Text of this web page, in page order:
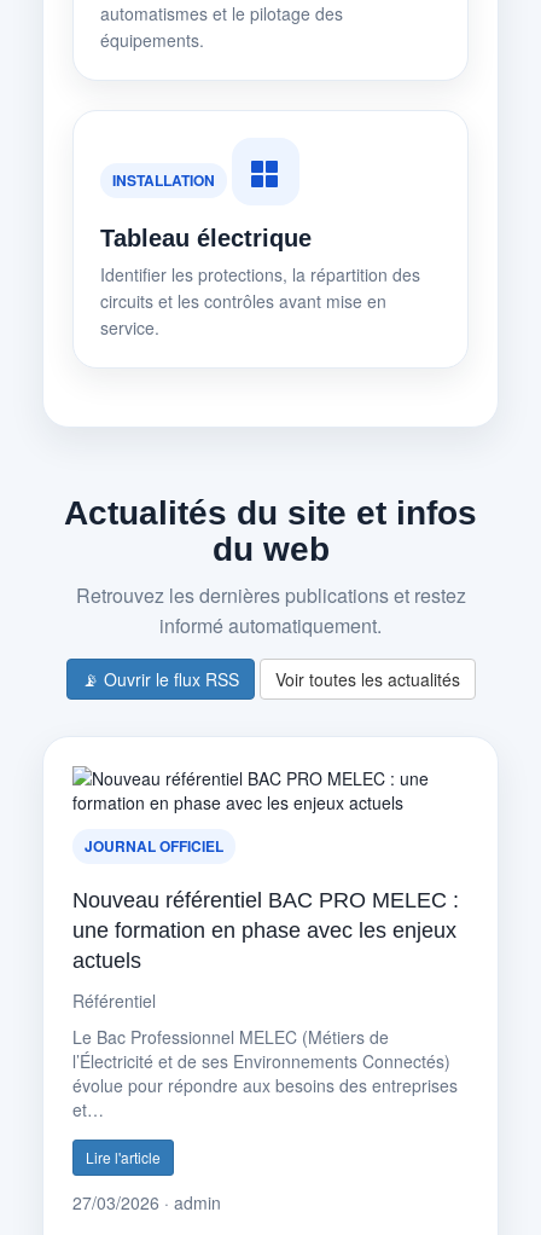
automatismes et le pilotage des
équipements.
INSTALLATION
Tableau électrique
Identifier les protections, la répartition des
circuits et les contrôles avant mise en
service.
Actualités du site et infos
du web
Retrouvez les dernières publications et restez
informé automatiquement.
📡 Ouvrir le flux RSS Voir toutes les actualités
JOURNAL OFFICIEL
Nouveau référentiel BAC PRO MELEC :
une formation en phase avec les enjeux
actuels
Référentiel
Le Bac Professionnel MELEC (Métiers de
l’Électricité et de ses Environnements Connectés)
évolue pour répondre aux besoins des entreprises
et…
Lire l'article
27/03/2026 · admin